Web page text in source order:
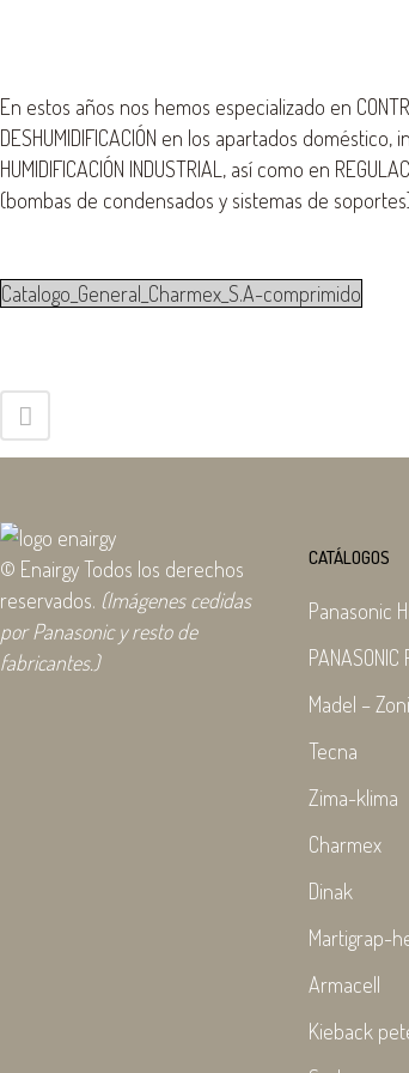
En estos años nos hemos especializado en
DESHUMIDIFICACIÓN en los apartados
HUMIDIFICACIÓN INDUSTRIAL, así como en
(bombas de condensados y sistemas de
Catalogo_General_Charmex_S.A-comprimido
© Enairgy Todos los derechos
reservados. (Imágenes cedidas
por Panasonic y resto de
fabricantes.)
CATÁLOGOS
Panasonic
Madel –
Tecna
Zima-klima
Charmex
Dinak
Martigrap-
Armacell
Kieback